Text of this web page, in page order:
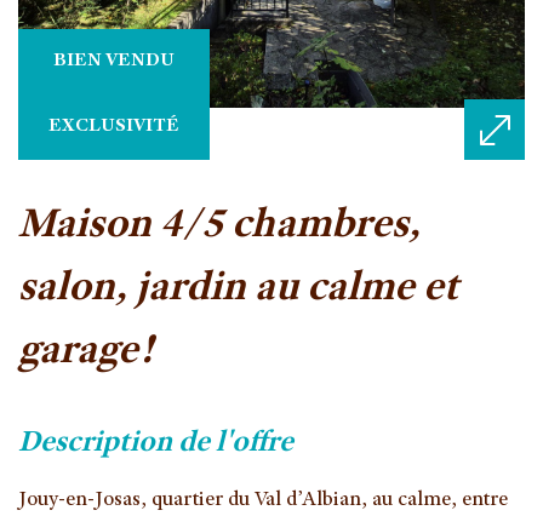
BIEN VENDU
EXCLUSIVITÉ
maison 4/5 chambres,
salon, jardin au calme et
garage!
description de l'offre
Jouy-en-Josas, quartier du Val d’Albian, au calme, entre